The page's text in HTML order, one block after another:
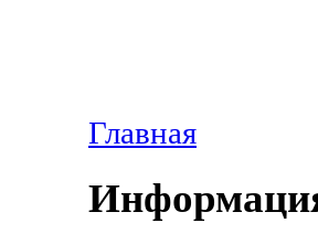
Главная